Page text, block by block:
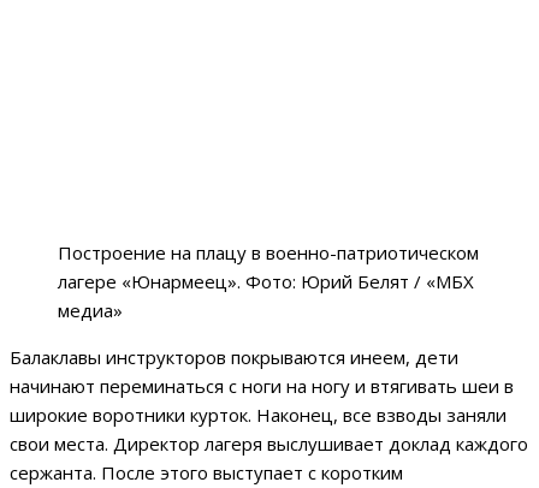
Построение на плацу в военно-патриотическом
лагере «Юнармеец». Фото: Юрий Белят / «МБХ
медиа»
Балаклавы инструкторов покрываются инеем, дети
начинают переминаться с ноги на ногу и втягивать шеи в
широкие воротники курток. Наконец, все взводы заняли
свои места. Директор лагеря выслушивает доклад каждого
сержанта. После этого выступает с коротким